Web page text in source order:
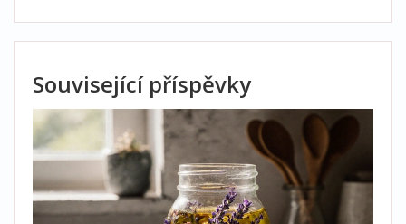
Související příspěvky